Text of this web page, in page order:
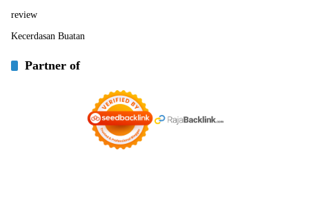
review
Kecerdasan Buatan
Partner of